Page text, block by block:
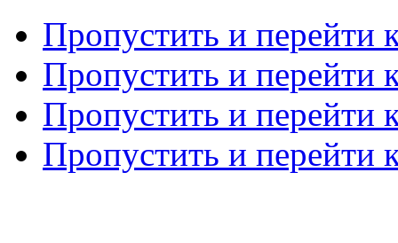
Пропустить и перейти
Пропустить и перейти
Пропустить и перейти
Пропустить и перейти